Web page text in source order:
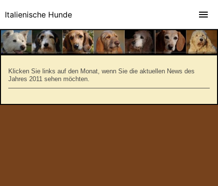
Klicken Sie links auf den Monat, wenn Sie die aktuellen News des
Jahres 2011 sehen möchten.
Italienische Hunde